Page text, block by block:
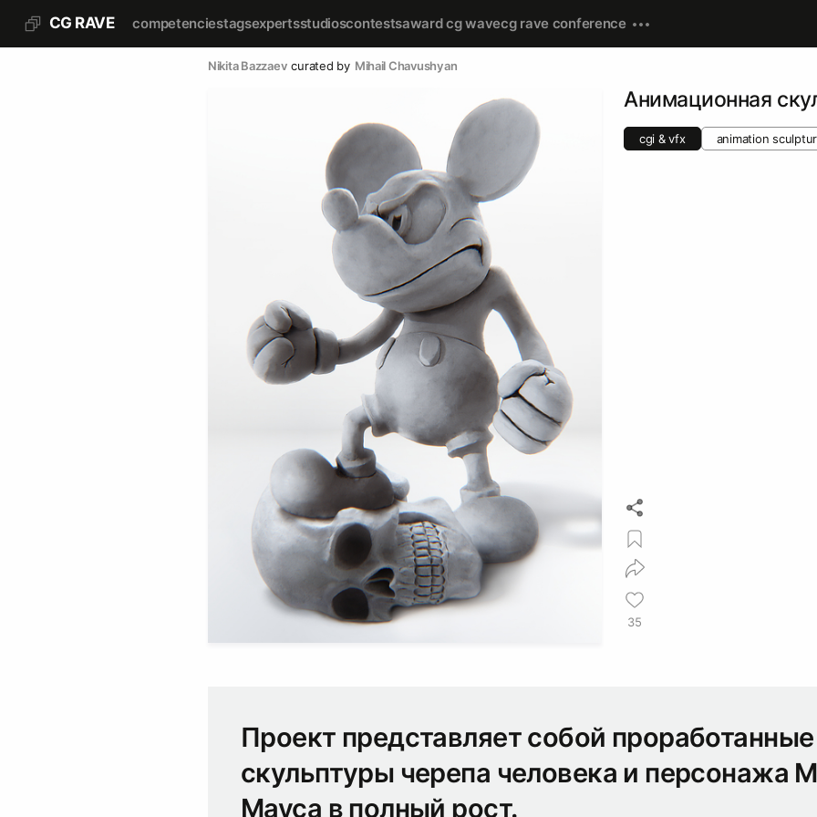
CG RAVE competenciestagsexpertsstudioscontestsaward cg wavecg rave conference
Nikita Bazzaev curated by Mihail Chavushyan
Анимационная
cgi & vfx animation
35
Проект представляет собой проработанные
скульптуры черепа человека и персонажа
Мауса в полный рост.